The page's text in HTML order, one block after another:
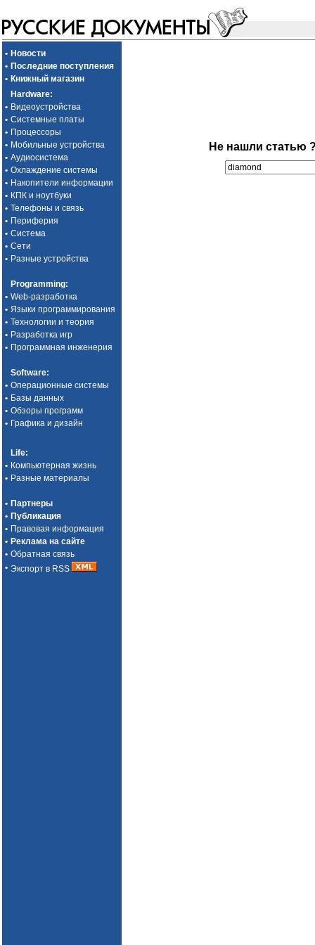
• Новости
• Последние поступления
• Книжный магазин
Hardware:
• Видеоустройства
• Системные платы
• Процессоры
• Мобильные устройства
• Аудиосистема
• Охлаждение системы
• Накопители информации
• КПК и ноутбуки
• Телефоны и связь
• Периферия
• Система
• Сети
• Разные устройства
Programming:
• Web-разработка
• Языки программирования
• Технологии и теория
• Разработка игр
• Программная инженерия
Software:
• Операционные системы
• Базы данных
• Обзоры программ
• Графика и дизайн
Life:
• Компьютерная жизнь
• Разные материалы
• Партнеры
• Публикация
• Правовая информация
• Реклама на сайте
• Обратная связь
• Экспорт в RSS
Не нашли статью